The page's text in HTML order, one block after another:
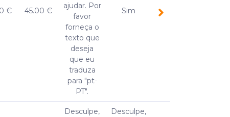
€ 45.00 €
ajudar. Por
favor
forneça o
texto que
deseja
que eu
traduza
para "pt-
PT".
Sim
Desculpe,
Desculpe,